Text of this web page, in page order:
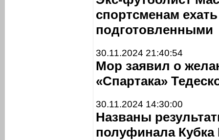
спортсменам
подготовленными
30.11.2024 21:40:54
Мор заявил о
«Спартака»
30.11.2024 14:30:00
Названы
полуфинала